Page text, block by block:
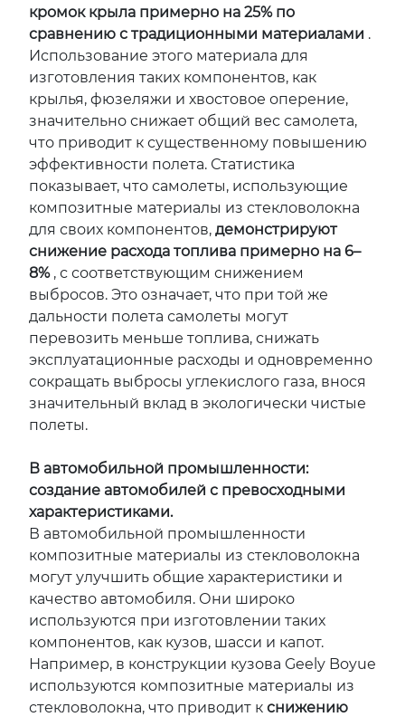
кромок крыла примерно на 25% по
сравнению с традиционными материалами .
Использование этого материала для
изготовления таких компонентов, как
крылья, фюзеляжи и хвостовое оперение,
значительно снижает общий вес самолета,
что приводит к существенному повышению
эффективности полета. Статистика
показывает, что самолеты, использующие
композитные материалы из стекловолокна
для своих компонентов, демонстрируют
снижение расхода топлива примерно на 6–
8% , с соответствующим снижением
выбросов. Это означает, что при той же
дальности полета самолеты могут
перевозить меньше топлива, снижать
эксплуатационные расходы и одновременно
сокращать выбросы углекислого газа, внося
значительный вклад в экологически чистые
полеты.
В автомобильной промышленности:
создание автомобилей с превосходными
характеристиками.
В автомобильной промышленности
композитные материалы из стекловолокна
могут улучшить общие характеристики и
качество автомобиля. Они широко
используются при изготовлении таких
компонентов, как кузов, шасси и капот.
Например, в конструкции кузова Geely Boyue
используются композитные материалы из
стекловолокна, что приводит к снижению